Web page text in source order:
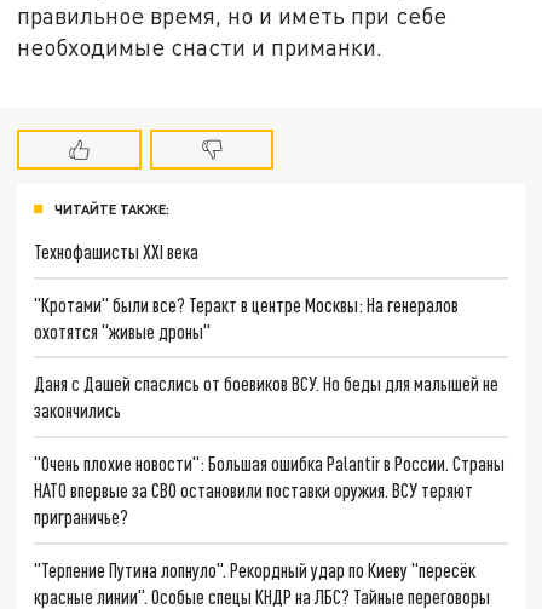
правильное время, но и иметь при себе
необходимые снасти и приманки.
ЧИТАЙТЕ ТАКЖЕ:
Технофашисты XXI века
"Кротами" были все? Теракт в центре Москвы: На генералов
охотятся "живые дроны"
Даня с Дашей спаслись от боевиков ВСУ. Но беды для малышей не
закончились
"Очень плохие новости": Большая ошибка Palantir в России. Страны
НАТО впервые за СВО остановили поставки оружия. ВСУ теряют
приграничье?
"Терпение Путина лопнуло". Рекордный удар по Киеву "пересёк
красные линии". Особые спецы КНДР на ЛБС? Тайные переговоры